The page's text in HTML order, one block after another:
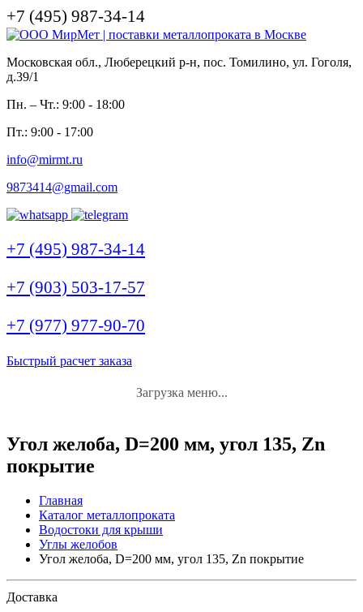
+7 (495) 987-34-14
Московская обл., Люберецкий р-н, пос. Томилино, ул. Гоголя,
д.39/1
Пн. – Чт.: 9:00 - 18:00
Пт.: 9:00 - 17:00
info@mirmt.ru
9873414@gmail.com
+7 (495) 987-34-14
+7 (903) 503-17-57
+7 (977) 977-90-70
Быстрый расчет заказа
Загрузка меню...
Угол желоба, D=200 мм, угол 135, Zn
покрытие
Главная
Каталог металлопроката
Водостоки для крыши
Углы желобов
Угол желоба, D=200 мм, угол 135, Zn покрытие
Доставка